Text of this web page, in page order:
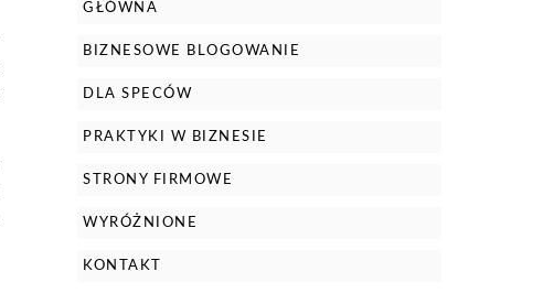
GŁÓWNA
BIZNESOWE BLOGOWANIE
DLA SPECÓW
PRAKTYKI W BIZNESIE
STRONY FIRMOWE
WYRÓŻNIONE
KONTAKT